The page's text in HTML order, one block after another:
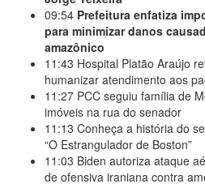
09:54 Prefeitura enfatiza
para minimizar danos
amazônico
11:43 Hospital Platão Araújo
humanizar atendimento aos
11:27 PCC seguiu família de
imóveis na rua do senador
11:13 Conheça a história do
“O Estrangulador de Boston”
11:03 Biden autoriza ataque
de ofensiva iraniana contra